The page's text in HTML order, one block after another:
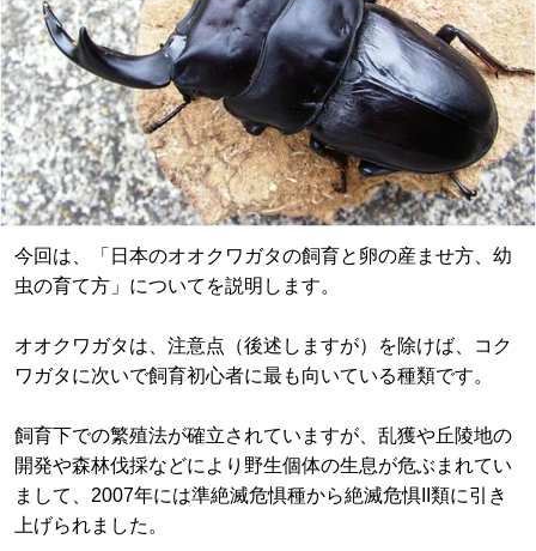
今回は、「日本のオオクワガタの飼育と卵の産ませ方、幼
虫の育て方」についてを説明します。
オオクワガタは、注意点（後述しますが）を除けば、コク
ワガタに次いで飼育初心者に最も向いている種類です。
飼育下での繁殖法が確立されていますが、乱獲や丘陵地の
開発や森林伐採などにより野生個体の生息が危ぶまれてい
まして、2007年には準絶滅危惧種から絶滅危惧II類に引き
上げられました。